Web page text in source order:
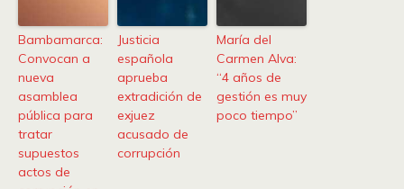
Bambamarca:
Convocan a
nueva
asamblea
pública para
tratar
supuestos
actos de
Justicia
española
aprueba
extradición de
exjuez
acusado de
corrupción
María del
Carmen Alva:
“4 años de
gestión es muy
poco tiempo”